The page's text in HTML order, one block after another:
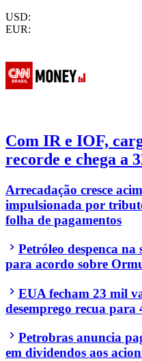
USD:
EUR:
Com IR e IOF,
recorde e chega a
Arrecadação cresce
impulsionada por
folha de pagamentos
Petróleo despenca na
para acordo sobre
EUA fecham 23 mil
desemprego recua para
Petrobras anuncia
em dividendos aos